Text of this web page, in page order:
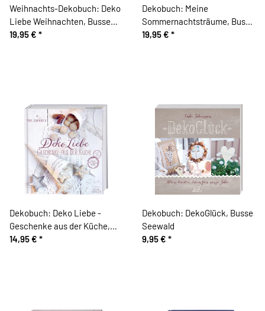
Weihnachts-Dekobuch: Deko
Liebe Weihnachten, Busse
Seewald
19,95 € *
Dekobuch: Meine
Sommernachtsträume, Busse
Seewald
19,95 € *
Dekobuch: Deko Liebe -
Geschenke aus der Küche,
Busse Seewald
14,95 € *
Dekobuch: DekoGlück, Busse
Seewald
9,95 € *